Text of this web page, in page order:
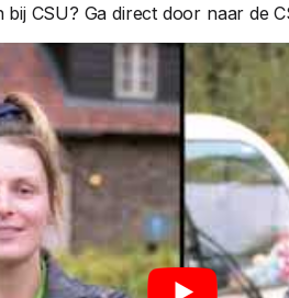
CSU? Ga direct door naar de